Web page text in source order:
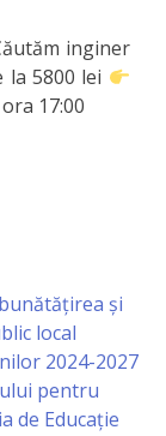
inginer
la 5800 lei
17:00
și
local
2024-2027
pentru
de Educație